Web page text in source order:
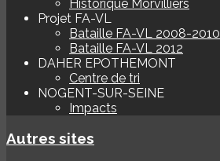
Historique Morvilliers
Projet FA-VL
Bataille FA-VL 2008-2010
Bataille FA-VL 2012
DAHER EPOTHEMONT
Centre de tri
NOGENT-SUR-SEINE
Impacts
Autres sites